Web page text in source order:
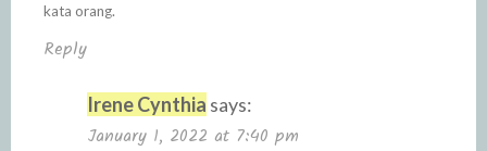
kata orang.
Reply
Irene Cynthia says:
January 1, 2022 at 7:40 pm